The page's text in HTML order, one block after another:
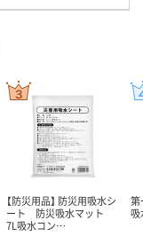
【防災用品】 防災用吸水シ
ート 防災吸水マット
7L吸水コン…
第
吸